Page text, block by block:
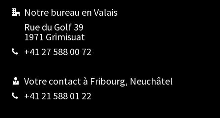
Notre bureau en Valais
Rue du Golf 39
1971 Grimisuat
+41 27 588 00 72
Votre contact à Fribourg, Neuchâtel
+41 21 588 01 22